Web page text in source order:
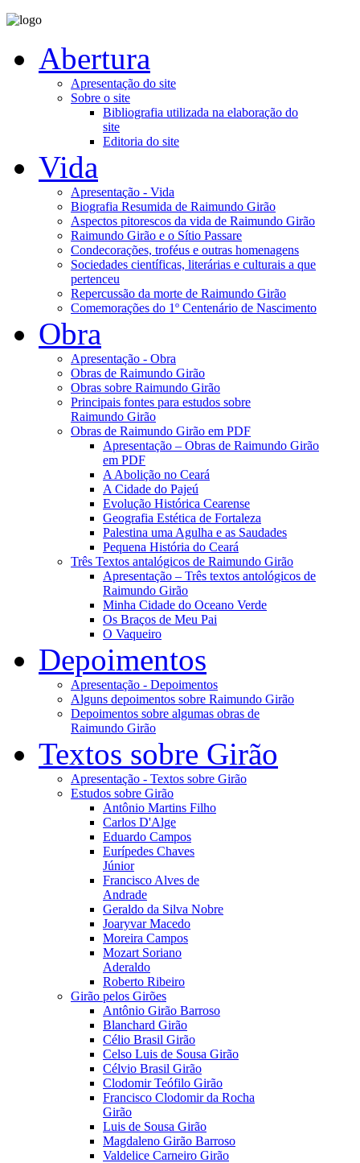
Abertura
Apresentação do site
Sobre o site
Bibliografia utilizada na elaboração do
site
Editoria do site
Vida
Apresentação - Vida
Biografia Resumida de Raimundo Girão
Aspectos pitorescos da vida de Raimundo Girão
Raimundo Girão e o Sítio Passare
Condecorações, troféus e outras homenagens
Sociedades científicas, literárias e culturais a que
pertenceu
Repercussão da morte de Raimundo Girão
Comemorações do 1º Centenário de Nascimento
Obra
Apresentação - Obra
Obras de Raimundo Girão
Obras sobre Raimundo Girão
Principais fontes para estudos sobre
Raimundo Girão
Obras de Raimundo Girão em PDF
Apresentação – Obras de Raimundo Girão
em PDF
A Abolição no Ceará
A Cidade do Pajeú
Evolução Histórica Cearense
Geografia Estética de Fortaleza
Palestina uma Agulha e as Saudades
Pequena História do Ceará
Três Textos antalógicos de Raimundo Girão
Apresentação – Três textos antológicos de
Raimundo Girão
Minha Cidade do Oceano Verde
Os Braços de Meu Pai
O Vaqueiro
Depoimentos
Apresentação - Depoimentos
Alguns depoimentos sobre Raimundo Girão
Depoimentos sobre algumas obras de
Raimundo Girão
Textos sobre Girão
Apresentação - Textos sobre Girão
Estudos sobre Girão
Antônio Martins Filho
Carlos D'Alge
Eduardo Campos
Eurípedes Chaves
Júnior
Francisco Alves de
Andrade
Geraldo da Silva Nobre
Joaryvar Macedo
Moreira Campos
Mozart Soriano
Aderaldo
Roberto Ribeiro
Girão pelos Girões
Antônio Girão Barroso
Blanchard Girão
Célio Brasil Girão
Celso Luis de Sousa Girão
Célvio Brasil Girão
Clodomir Teófilo Girão
Francisco Clodomir da Rocha
Girão
Luis de Sousa Girão
Magdaleno Girão Barroso
Valdelice Carneiro Girão